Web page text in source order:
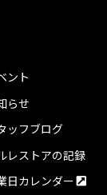
ント
らせ
ッフブログ
レストアの記録
日カレンダー